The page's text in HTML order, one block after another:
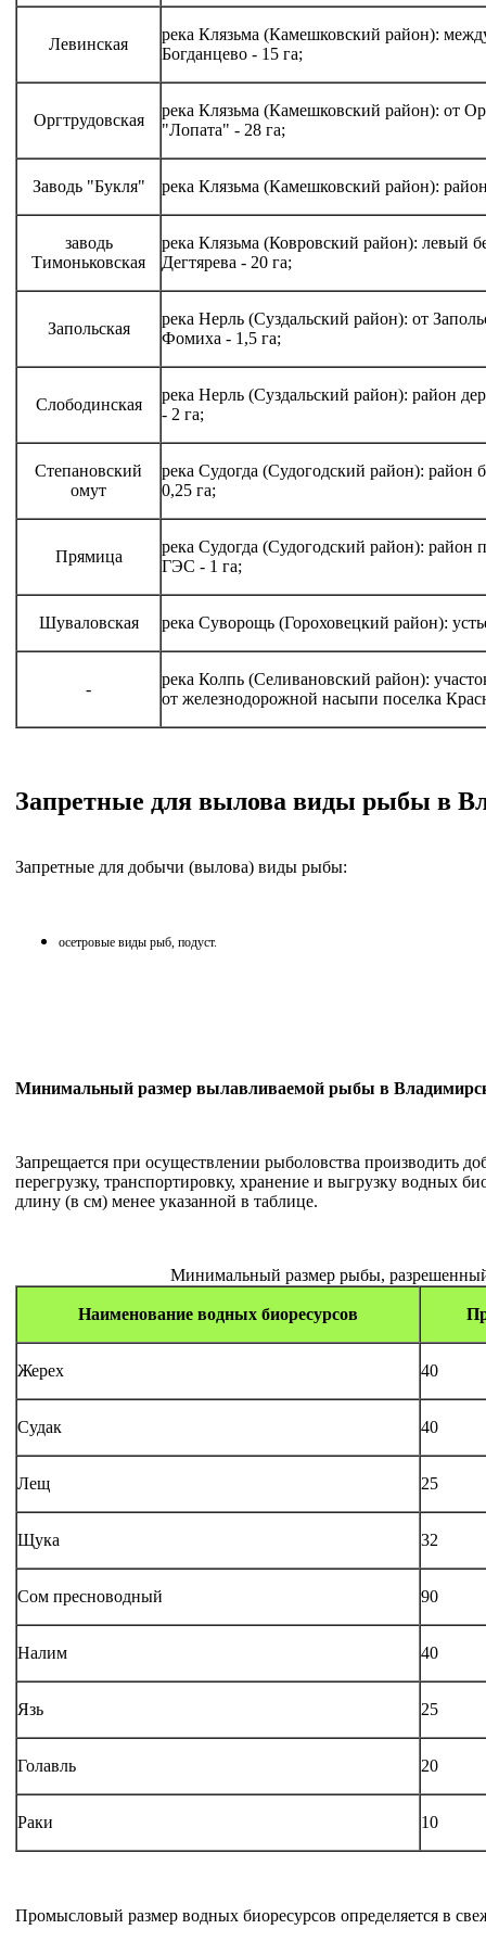
Левинская
река Клязьма (Камешковский район):
Богданцево - 15 га;
Оргтрудовская
река Клязьма (Камешковский район): от
"Лопата" - 28 га;
Заводь "Букля" река Клязьма (Камешковский район):
заводь
Тимоньковская
река Клязьма (Ковровский район): левый
Дегтярева - 20 га;
Запольская
река Нерль (Суздальский район): от
Фомиха - 1,5 га;
Слободинская
река Нерль (Суздальский район): район
- 2 га;
Степановский
омут
река Судогда (Судогодский район):
0,25 га;
Прямица
река Судогда (Судогодский район):
ГЭС - 1 га;
Шуваловская река Суворощь (Гороховецкий район):
-
река Колпь (Селивановский район):
от железнодорожной насыпи поселка
Запретные для вылова виды рыбы в
Запретные для добычи (вылова) виды рыбы:
осетровые виды рыб, подуст.
Минимальный размер вылавливаемой рыбы в
Запрещается при осуществлении рыболовства производить
перегрузку, транспортировку, хранение и выгрузку водных
длину (в см) менее указанной в таблице.
Минимальный размер рыбы,
Наименование водных биоресурсов
Жерех 40
Судак 40
Лещ 25
Щука 32
Сом пресноводный 90
Налим 40
Язь 25
Голавль 20
Раки 10
Промысловый размер водных биоресурсов определяется в